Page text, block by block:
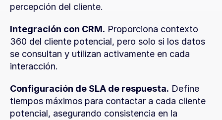
percepción del cliente.
Integración con CRM. Proporciona contexto
360 del cliente potencial, pero solo si los datos
se consultan y utilizan activamente en cada
interacción.
Configuración de SLA de respuesta. Define
tiempos máximos para contactar a cada cliente
potencial, asegurando consistencia en la